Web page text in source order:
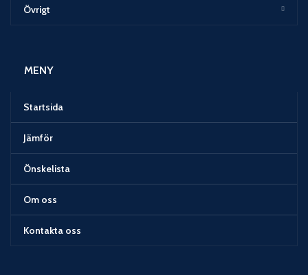
Övrigt
MENY
Startsida
Jämför
Önskelista
Om oss
Kontakta oss